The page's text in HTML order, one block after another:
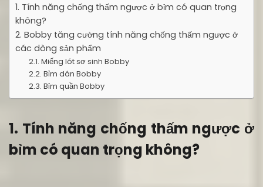
1. Tính năng chống thấm ngược ở bỉm có quan trọng
không?
2. Bobby tăng cường tính năng chống thấm ngược ở
các dòng sản phẩm
2.1. Miếng lót sơ sinh Bobby
2.2. Bỉm dán Bobby
2.3. Bỉm quần Bobby
1. Tính năng chống thấm ngược ở
bỉm có quan trọng không?